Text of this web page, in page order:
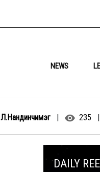
NEWS
Л.Нандинчимэг | 235 |
DAILY